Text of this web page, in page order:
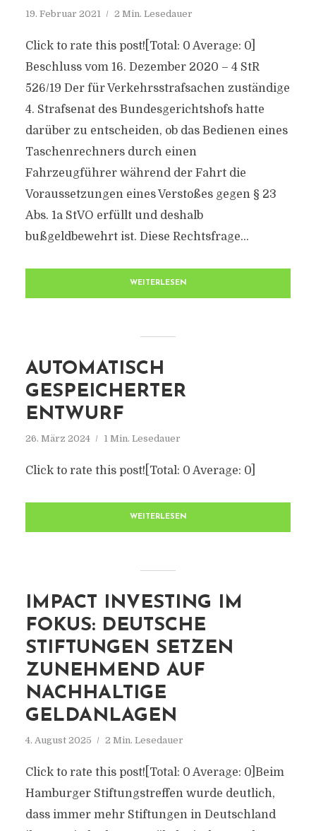
19. Februar 2021 2 Min. Lesedauer
Click to rate this post![Total: 0 Average: 0]
Beschluss vom 16. Dezember 2020 – 4 StR
526/19 Der für Verkehrsstrafsachen zuständige
4. Strafsenat des Bundesgerichtshofs hatte
darüber zu entscheiden, ob das Bedienen eines
Taschenrechners durch einen
Fahrzeugführer während der Fahrt die
Voraussetzungen eines Verstoßes gegen § 23
Abs. 1a StVO erfüllt und deshalb
bußgeldbewehrt ist. Diese Rechtsfrage...
WEITERLESEN
AUTOMATISCH
GESPEICHERTER
ENTWURF
26. März 2024 1 Min. Lesedauer
Click to rate this post![Total: 0 Average: 0]
WEITERLESEN
IMPACT INVESTING IM
FOKUS: DEUTSCHE
STIFTUNGEN SETZEN
ZUNEHMEND AUF
NACHHALTIGE
GELDANLAGEN
4. August 2025 2 Min. Lesedauer
Click to rate this post![Total: 0 Average: 0]Beim
Hamburger Stiftungstreffen wurde deutlich,
dass immer mehr Stiftungen in Deutschland